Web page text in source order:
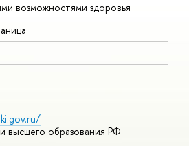
возможностями здоровья
высшего образования РФ